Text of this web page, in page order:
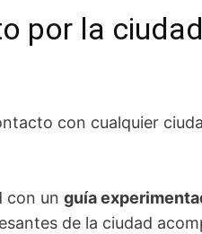
por la
con cualquier
con un guía
de la ciudad